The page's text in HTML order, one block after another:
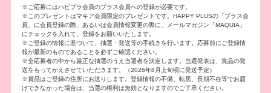
※ご応募にはハピプラ会員のプラス会員への登録が必要です。
※このプレゼントはマキア会員限定のプレゼントです。HAPPY PLUSの「プラス会
員」に会員登録の際、あるいは会員情報変更の際に、メールマガジン「MAQUIA」
にチェックを入れて、登録をお願いいたします。
※ご登録の情報に基づいて、抽選・発送等の手続きを行います。応募前にご登録情
報が最新のものであることを必ずご確認ください。
※全応募者の中から厳正な抽選のうえ当選者を決定します。当選発表は、賞品の発
送をもってかえさせていただきます。（2026年8月上旬頃に発送予定）
※賞品はご登録の住所にお送りします。登録情報の不備、転居、長期不在等でお届
けできなかった場合は、当選の権利は無効となりますのでご了承ください。